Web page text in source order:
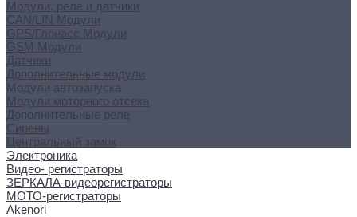
Модули, реле и датчики
CAN/LIN Модули
GPS/Глонасс Модули
GSM Модули
Датчики
Дополнительные модули
Модули автозапуска
Модули моторного отсека
Дополнительные реле
Сирены
Центральный замок
Электроника
Видео- регистраторы
ЗЕРКАЛА-видеорегистраторы
МОТО-регистраторы
Akenori